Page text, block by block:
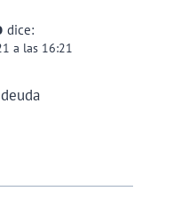
dice:
a las 16:21